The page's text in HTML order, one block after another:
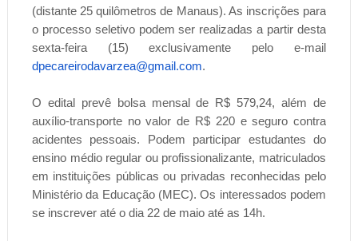
(distante 25 quilômetros de Manaus). As inscrições para
o processo seletivo podem ser realizadas a partir desta
sexta-feira (15) exclusivamente pelo e-mail
dpecareirodavarzea@gmail.com.
O edital prevê bolsa mensal de R$ 579,24, além de
auxílio-transporte no valor de R$ 220 e seguro contra
acidentes pessoais. Podem participar estudantes do
ensino médio regular ou profissionalizante, matriculados
em instituições públicas ou privadas reconhecidas pelo
Ministério da Educação (MEC). Os interessados podem
se inscrever até o dia 22 de maio até as 14h.